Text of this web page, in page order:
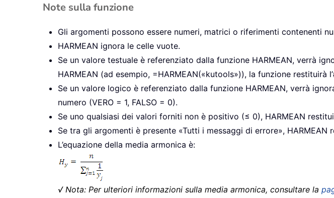
Note sulla funzione
Gli argomenti possono essere numeri, matrici o riferimenti contenenti
HARMEAN ignora le celle vuote.
Se un valore testuale è referenziato dalla funzione HARMEAN, verrà
HARMEAN (ad esempio, =HARMEAN(«kutools»)), la funzione restituirà l’
Se un valore logico è referenziato dalla funzione HARMEAN, verrà
numero (VERO = 1, FALSO = 0).
Se uno qualsiasi dei valori forniti non è positivo (≤ 0), HARMEAN
Se tra gli argomenti è presente «Tutti i messaggi di errore»,
L’equazione della media armonica è:
√ Nota: Per ulteriori informazioni sulla media armonica, consultare la